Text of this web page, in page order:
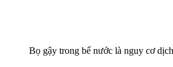
Bọ gậy trong bể nước là nguy cơ